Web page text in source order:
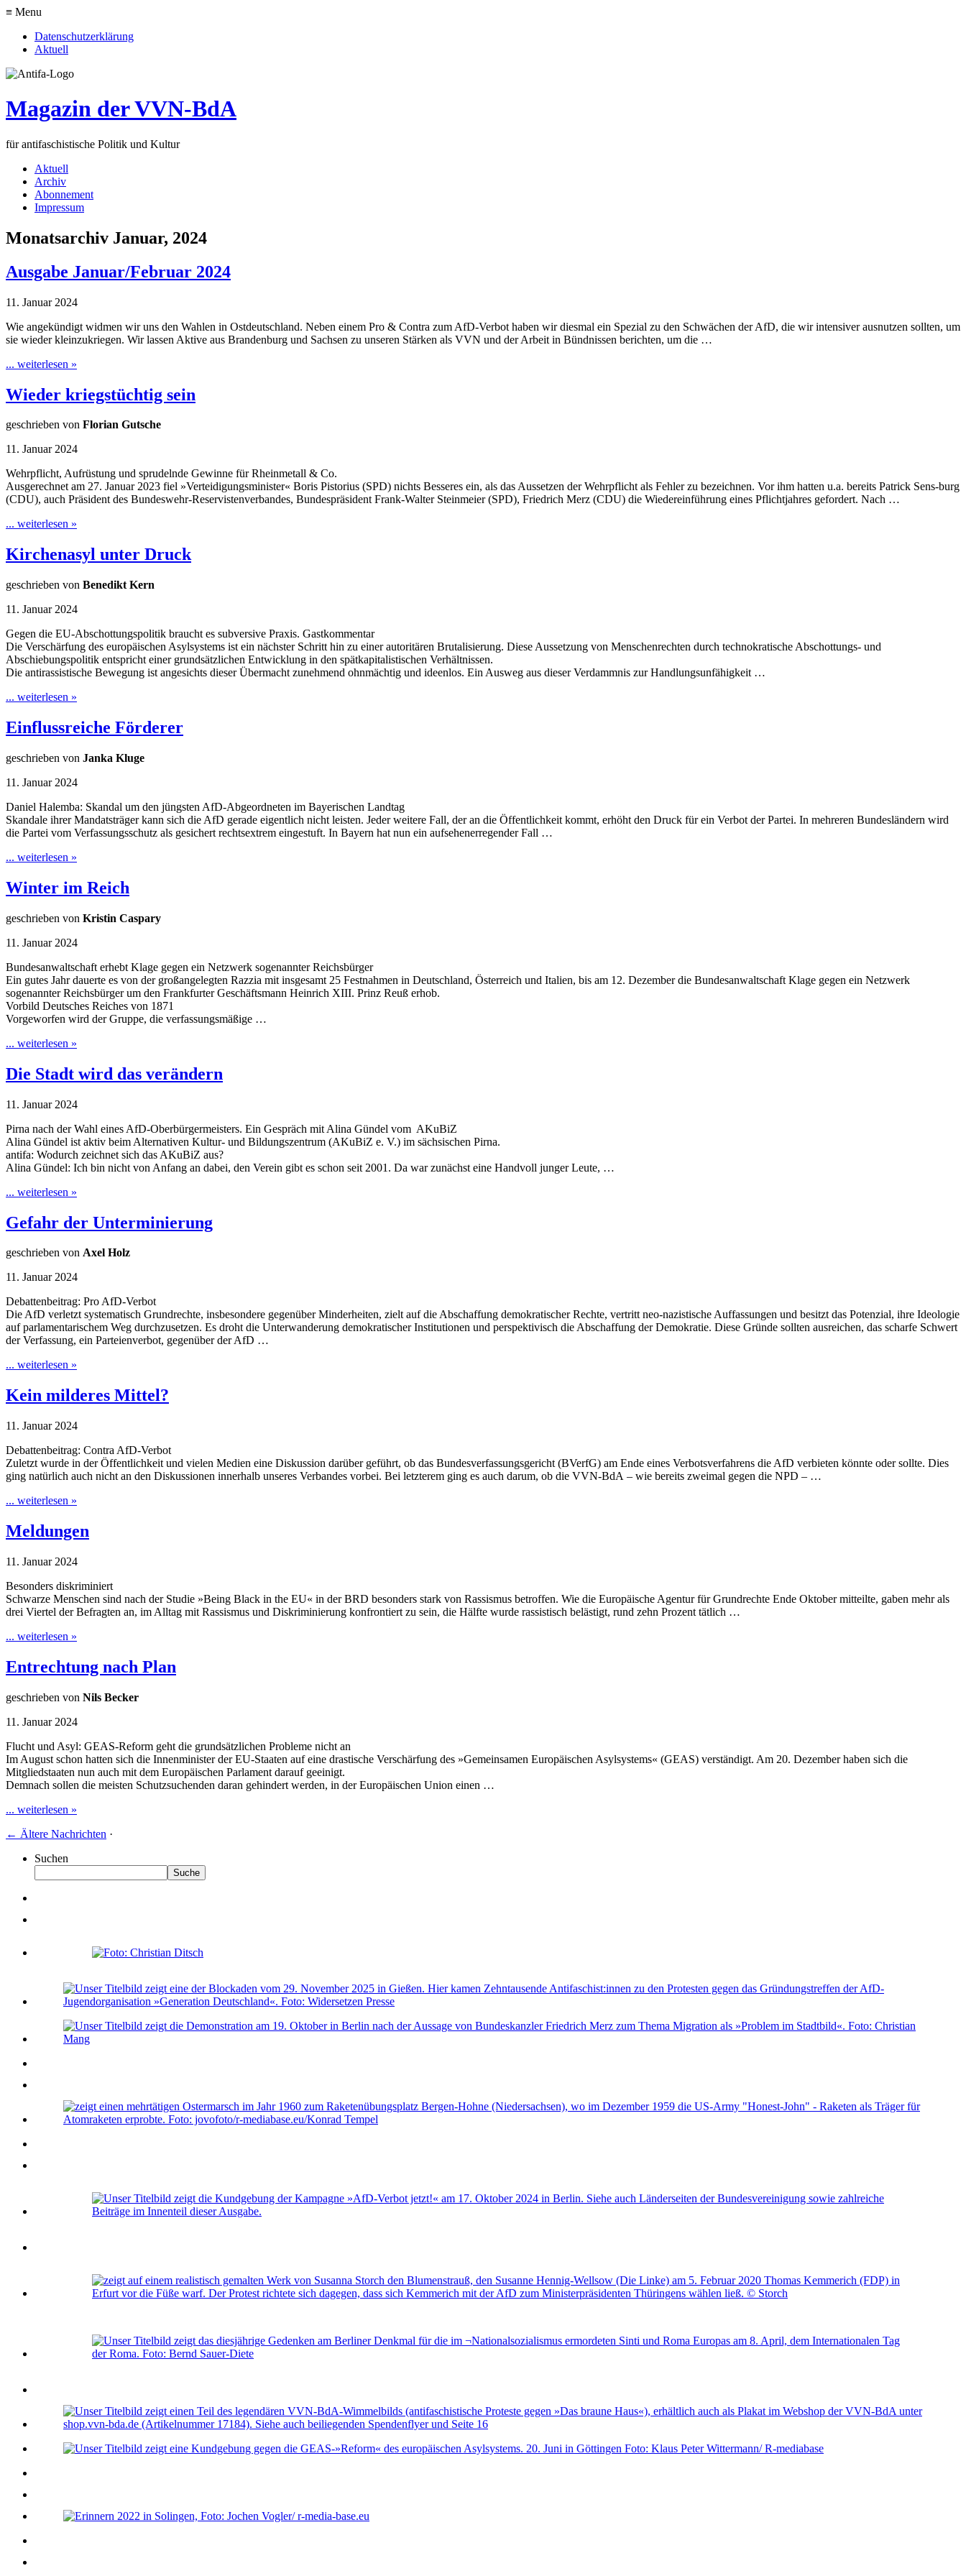
≡ Menu
Datenschutzerklärung
Aktuell
Magazin der VVN-BdA
für antifaschistische Politik und Kultur
Aktuell
Archiv
Abonnement
Impressum
Monatsarchiv Januar, 2024
Ausgabe Januar/Februar 2024
11. Januar 2024
Wie angekündigt widmen wir uns den Wahlen in Ostdeutschland. Neben einem Pro & Contra zum AfD-Verbot haben wir diesmal ein Spezial zu den Schwächen der AfD, die wir intensiver ausnutzen sollten, um
sie wieder kleinzukriegen. Wir lassen Aktive aus Brandenburg und Sachsen zu unseren Stärken als VVN und der Arbeit in Bündnissen berichten, um die …
... weiterlesen »
Wieder kriegstüchtig sein
geschrieben von Florian Gutsche
11. Januar 2024
Wehrpflicht, Aufrüstung und sprudelnde Gewinne für Rheinmetall & Co.
Ausgerechnet am 27. Januar 2023 fiel »Verteidigungsminister« Boris Pistorius (SPD) nichts Besseres ein, als das Aussetzen der Wehrpflicht als Fehler zu bezeichnen. Vor ihm hatten u.a. bereits Patrick Sens-burg
(CDU), auch Präsident des Bundeswehr-Reservistenverbandes, Bundespräsident Frank-Walter Steinmeier (SPD), Friedrich Merz (CDU) die Wiedereinführung eines Pflichtjahres gefordert. Nach …
... weiterlesen »
Kirchenasyl unter Druck
geschrieben von Benedikt Kern
11. Januar 2024
Gegen die EU-Abschottungspolitik braucht es subversive Praxis. Gastkommentar
Die Verschärfung des europäischen Asylsystems ist ein nächster Schritt hin zu einer autoritären Brutalisierung. Diese Aussetzung von Menschenrechten durch technokratische Abschottungs- und
Abschiebungspolitik entspricht einer grundsätzlichen Entwicklung in den spätkapitalistischen Verhältnissen.
Die antirassistische Bewegung ist angesichts dieser Übermacht zunehmend ohnmächtig und ideenlos. Ein Ausweg aus dieser Verdammnis zur Handlungsunfähigkeit …
... weiterlesen »
Einflussreiche Förderer
geschrieben von Janka Kluge
11. Januar 2024
Daniel Halemba: Skandal um den jüngsten AfD-Abgeordneten im Bayerischen Landtag
Skandale ihrer Mandatsträger kann sich die AfD gerade eigentlich nicht leisten. Jeder weitere Fall, der an die Öffentlichkeit kommt, erhöht den Druck für ein Verbot der Partei. In mehreren Bundesländern wird
die Partei vom Verfassungsschutz als gesichert rechtsextrem eingestuft. In Bayern hat nun ein aufsehenerregender Fall …
... weiterlesen »
Winter im Reich
geschrieben von Kristin Caspary
11. Januar 2024
Bundesanwaltschaft erhebt Klage gegen ein Netzwerk sogenannter Reichsbürger
Ein gutes Jahr dauerte es von der großangelegten Razzia mit insgesamt 25 Festnahmen in Deutschland, Österreich und Italien, bis am 12. Dezember die Bundesanwaltschaft Klage gegen ein Netzwerk
sogenannter Reichsbürger um den Frankfurter Geschäftsmann Heinrich XIII. Prinz Reuß erhob.
Vorbild Deutsches Reiches von 1871
Vorgeworfen wird der Gruppe, die verfassungsmäßige …
... weiterlesen »
Die Stadt wird das verändern
11. Januar 2024
Pirna nach der Wahl eines AfD-Oberbürgermeisters. Ein Gespräch mit Alina Gündel vom AKuBiZ
Alina Gündel ist aktiv beim Alternativen Kultur- und Bildungszentrum (AKuBiZ e. V.) im sächsischen Pirna.
antifa: Wodurch zeichnet sich das AKuBiZ aus?
Alina Gündel: Ich bin nicht von Anfang an dabei, den Verein gibt es schon seit 2001. Da war zunächst eine Handvoll junger Leute, …
... weiterlesen »
Gefahr der Unterminierung
geschrieben von Axel Holz
11. Januar 2024
Debattenbeitrag: Pro AfD-Verbot
Die AfD verletzt systematisch Grundrechte, insbesondere gegenüber Minderheiten, zielt auf die Abschaffung demokratischer Rechte, vertritt neo-nazistische Auffassungen und besitzt das Potenzial, ihre Ideologie
auf parlamentarischem Weg durchzusetzen. Es droht die Unterwanderung demokratischer Institutionen und perspektivisch die Abschaffung der Demokratie. Diese Gründe sollten ausreichen, das scharfe Schwert
der Verfassung, ein Parteienverbot, gegenüber der AfD …
... weiterlesen »
Kein milderes Mittel?
11. Januar 2024
Debattenbeitrag: Contra AfD-Verbot
Zuletzt wurde in der Öffentlichkeit und vielen Medien eine Diskussion darüber geführt, ob das Bundesverfassungsgericht (BVerfG) am Ende eines Verbotsverfahrens die AfD verbieten könnte oder sollte. Dies
ging natürlich auch nicht an den Diskussionen innerhalb unseres Verbandes vorbei. Bei letzterem ging es auch darum, ob die VVN-BdA – wie bereits zweimal gegen die NPD – …
... weiterlesen »
Meldungen
11. Januar 2024
Besonders diskriminiert
Schwarze Menschen sind nach der Studie »Being Black in the EU« in der BRD besonders stark von Rassismus betroffen. Wie die Europäische Agentur für Grundrechte Ende Oktober mitteilte, gaben mehr als
drei Viertel der Befragten an, im Alltag mit Rassismus und Diskriminierung konfrontiert zu sein, die Hälfte wurde rassistisch belästigt, rund zehn Prozent tätlich …
... weiterlesen »
Entrechtung nach Plan
geschrieben von Nils Becker
11. Januar 2024
Flucht und Asyl: GEAS-Reform geht die grundsätzlichen Probleme nicht an
Im August schon hatten sich die Innenminister der EU-Staaten auf eine drastische Verschärfung des »Gemeinsamen Europäischen Asylsystems« (GEAS) verständigt. Am 20. Dezember haben sich die
Mitgliedstaaten nun auch mit dem Europäischen Parlament darauf geeinigt.
Demnach sollen die meisten Schutzsuchenden daran gehindert werden, in der Europäischen Union einen …
... weiterlesen »
← Ältere Nachrichten ·
Suchen
Suche